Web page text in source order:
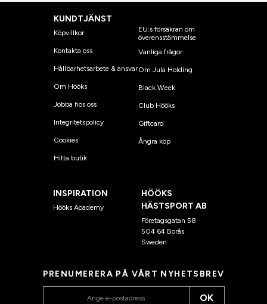
KUNDTJÄNST
Köpvillkor
Kontakta oss
Hållbarhetsarbete & ansvar
Om Hööks
Jobba hos oss
Integritetspolicy
Cookies
Hitta butik
EU:s försäkran om
överensstämmelse
Vanliga frågor
Om Jula Holding
Black Week
Club Hööks
Giftcard
Ångra köp
INSPIRATION
Hööks Academy
HÖÖKS
HÄSTSPORT AB
Företagsgatan 58
504 64 Borås
Sweden
PRENUMERERA PÅ VÅRT NYHETSBREV
OK